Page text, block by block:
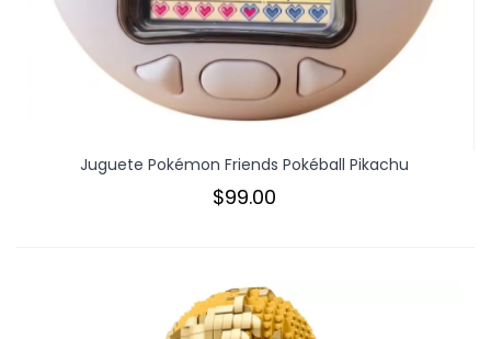
Juguete Pokémon Friends Pokéball Pikachu
$99.00